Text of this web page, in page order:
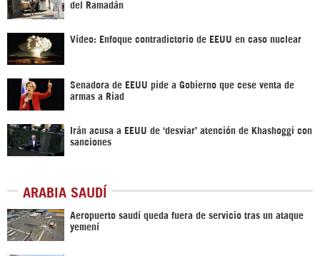
del Ramadán
Vídeo: Enfoque contradictorio de EEUU en caso nuclear
Senadora de EEUU pide a Gobierno que cese venta de
armas a Riad
Irán acusa a EEUU de ‘desviar’ atención de Khashoggi con
sanciones
ARABIA SAUDÍ
Aeropuerto saudí queda fuera de servicio tras un ataque
yemení